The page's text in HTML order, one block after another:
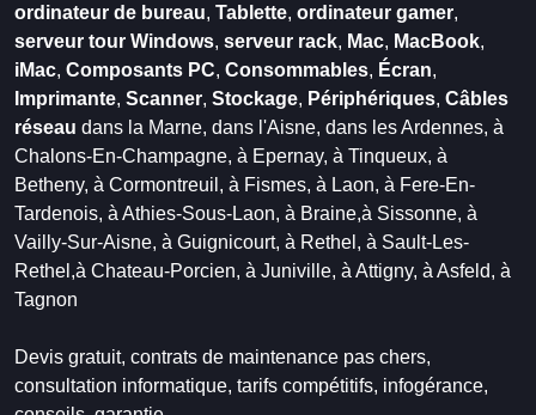
ordinateur de bureau, Tablette, ordinateur gamer,
serveur tour Windows, serveur rack, Mac, MacBook,
iMac, Composants PC, Consommables, Écran,
Imprimante, Scanner, Stockage, Périphériques, Câbles
réseau dans la Marne, dans l'Aisne, dans les Ardennes, à
Chalons-En-Champagne, à Epernay, à Tinqueux, à
Betheny, à Cormontreuil, à Fismes, à Laon, à Fere-En-
Tardenois, à Athies-Sous-Laon, à Braine,à Sissonne, à
Vailly-Sur-Aisne, à Guignicourt, à Rethel, à Sault-Les-
Rethel,à Chateau-Porcien, à Juniville, à Attigny, à Asfeld, à
Tagnon
Devis gratuit, contrats de maintenance pas chers,
consultation informatique, tarifs compétitifs, infogérance,